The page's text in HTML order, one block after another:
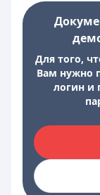
Для того,
Вам нужно
логин и